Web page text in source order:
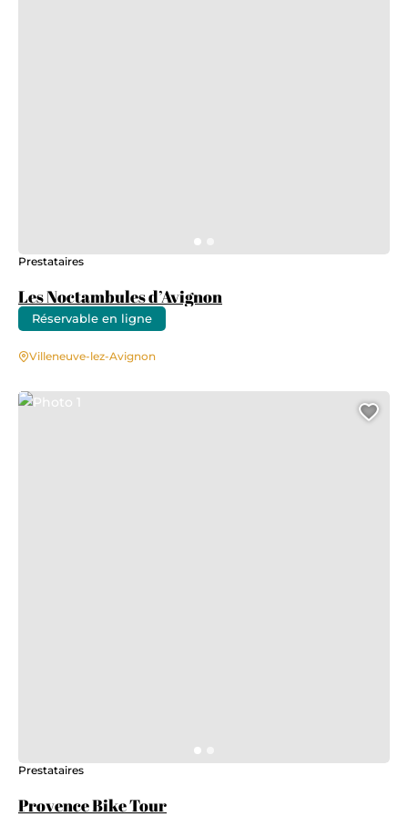
Les Noctambules d’Avignon
Prestataires
Réservable en ligne
Villeneuve-lez-Avignon
Provence Bike Tour
Prestataires
Photo 1